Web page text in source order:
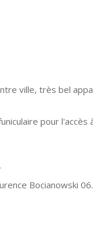
ville, très bel
pour l'accès
Bocianowski